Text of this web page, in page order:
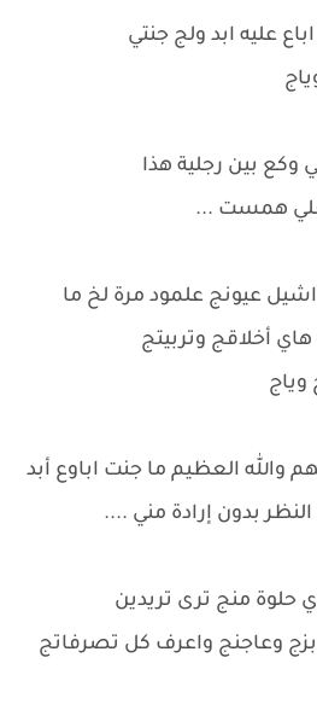
عليه ابد ولج جنتي
بين رجلية هذا
همست ...
عيونج علمود مرة لخ ما
هاي أخلاقج وتربيتج
وياج
والله العظيم ما جنت اباوع أبد
بدون إرادة مني ....
حلوة منج ترى تريدين
وعاجنج واعرف كل تصرفاتج